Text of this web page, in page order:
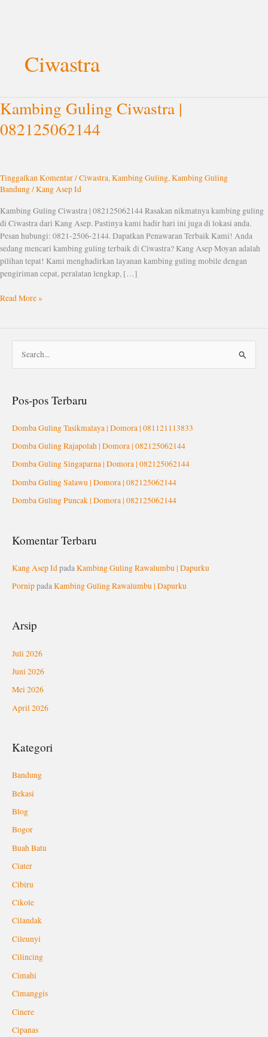
Ciwastra
Kambing Guling Ciwastra |
082125062144
Tinggalkan Komentar/Ciwastra, Kambing Guling, Kambing Guling
Bandung/Kang Asep Id
Kambing Guling Ciwastra | 082125062144 Rasakan nikmatnya kambing guling
di Ciwastra dari Kang Asep. Pastinya kami hadir hari ini juga di lokasi anda.
Pesan hubungi: 0821-2506-2144. Dapatkan Penawaran Terbaik Kami! Anda
sedang mencari kambing guling terbaik di Ciwastra? Kang Asep Moyan adalah
pilihan tepat! Kami menghadirkan layanan kambing guling mobile dengan
pengiriman cepat, peralatan lengkap, […]
Kambing
Guling
Ciwastra
Read More »
i
u
k
:
Pos-pos Terbaru
Domba Guling Tasikmalaya | Domora | 081121113833
Domba Guling Rajapolah | Domora | 082125062144
Domba Guling Singaparna | Domora | 082125062144
Domba Guling Salawu | Domora | 082125062144
Domba Guling Puncak | Domora | 082125062144
Komentar Terbaru
Kang Asep IdpadaKambing Guling Rawalumbu | Dapurku
PornippadaKambing Guling Rawalumbu | Dapurku
Arsip
Juli 2026
Juni 2026
Mei 2026
April 2026
Kategori
Bandung
Bekasi
Blog
Bogor
Buah Batu
Ciater
Cibiru
Cikole
Cilandak
Cileunyi
Cilincing
Cimahi
Cimanggis
Cinere
Cipanas